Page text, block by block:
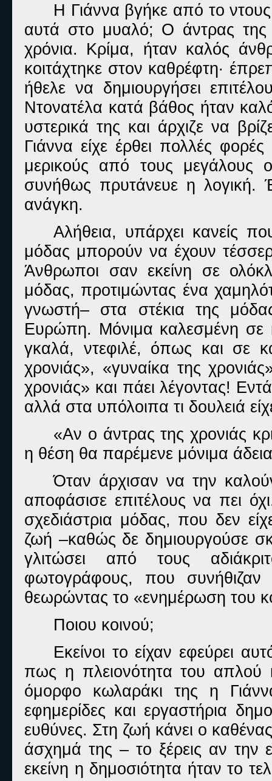
Η Γιάννα βγήκε από το
αυτά στο μυαλό; Ο άντρας της
χρόνια. Κρίμα, ήταν καλός
κοιτάχτηκε στον καθρέφτη·
ήθελε να δημιουργήσει
Ντονατέλα κατά βάθος ήταν
υστερικά της και άρχιζε να
Γιάννα είχε έρθει πολλές
μερικούς από τους μεγάλους
συνήθως πρυτάνευε η λογική.
ανάγκη.
Αλήθεια, υπάρχει κανείς
μόδας μπορούν να έχουν
Άνθρωποι σαν εκείνη σε
μόδας, προτιμώντας ένα
γνωστή– στα στέκια της
Ευρώπη. Μόνιμα καλεσμένη σε
γκαλά, ντεφιλέ, όπως και σε
χρονιάς», «γυναίκα της
χρονιάς» και πάει λέγοντας!
αλλά στα υπόλοιπα τι δουλειά
«Αν ο άντρας της χρονιάς
η θέση θα παρέμενε μόνιμα
Όταν άρχισαν να την
αποφάσισε επιτέλους να πει
σχεδιάστρια μόδας, που δεν
ζωή –καθώς δε δημιουργούσε
γλιτώσει από τους
φωτογράφους, που
θεωρώντας το «ενημέρωση του
Ποιου κοινού;
Εκείνοι το είχαν εφεύρει
πως η πλειονότητα του απλού
όμορφο κωλαράκι της η
εφημερίδες και εργαστήρια
ευθύνες. Στη ζωή κάνει ο
άσχημά της – το ξέρεις αν την
εκείνη η δημοσιότητα ήταν το